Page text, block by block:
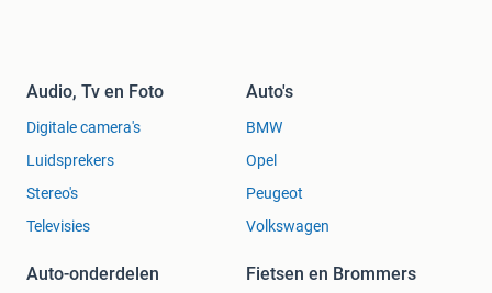
Huurkavel
*Faciliteiten op het park
zitten
Audio, Tv en Foto
Digitale camera's
Luidsprekers
Stereo's
Televisies
Auto's
BMW
Opel
Peugeot
Volkswagen
Auto-onderdelen Fietsen en Brommers